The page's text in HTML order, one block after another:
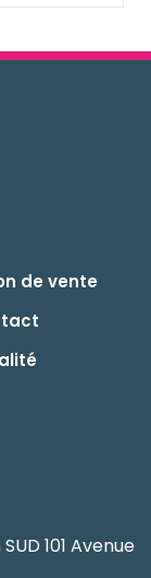
de vente
101 Avenue